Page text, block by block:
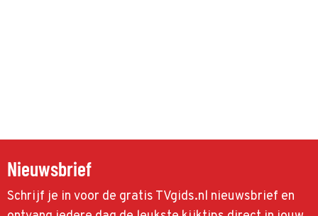
Nieuwsbrief
Schrijf je in voor de gratis TVgids.nl nieuwsbrief en